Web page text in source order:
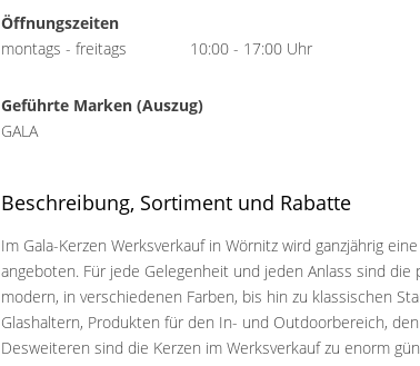
Öffnungszeiten
montags - freitags
10:00 - 17:00 Uhr
Geführte Marken (Auszug)
GALA
Beschreibung, Sortiment und Rabatte
Im Gala-Kerzen Werksverkauf in Wörnitz wird ganzjährig
angeboten. Für jede Gelegenheit und jeden Anlass sind
modern, in verschiedenen Farben, bis hin zu klassischen
Glashaltern, Produkten für den In- und Outdoorbereich,
Desweiteren sind die Kerzen im Werksverkauf zu enorm